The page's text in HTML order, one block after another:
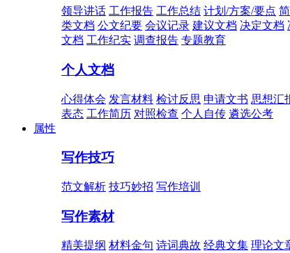
领导讲话 工作报告 工作总结 计划/方案/要点
类文档 公文纪要 会议记录 建议文档 决定文档
文档 工作纪实 调查报告 专题教育
个人文档
心得体会 发言材料 检讨反思 申请文书 思想汇
表态 工作简历 对照检查 个人自传 遴选公考
属性
写作技巧
范文解析 技巧妙招 写作培训
写作素材
精美提纲 材料金句 诗词典故 经典文集 理论文